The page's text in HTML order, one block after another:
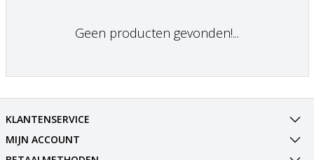
Geen producten gevonden!...
KLANTENSERVICE
MIJN ACCOUNT